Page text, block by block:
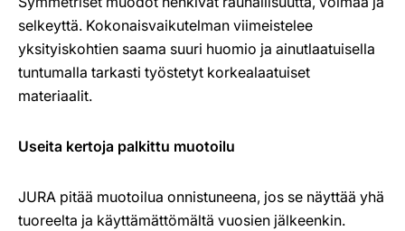
selkeyttä. Kokonaisvaikutelman viimeistelee
yksityiskohtien saama suuri huomio ja ainutlaatuisella
tuntumalla tarkasti työstetyt korkealaatuiset
materiaalit.
Useita kertoja palkittu muotoilu
JURA pitää muotoilua onnistuneena, jos se näyttää yhä
tuoreelta ja käyttämättömältä vuosien jälkeenkin.